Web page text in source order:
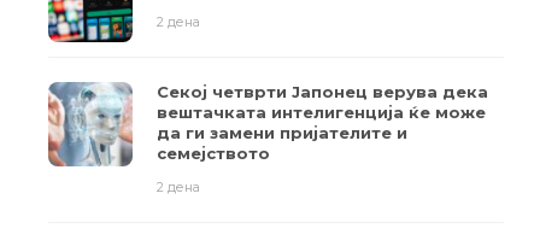
2 дена
Секој четврти Јапонец верува дека
вештачката интелигенција ќе може
да ги замени пријателите и
семејството
2 дена